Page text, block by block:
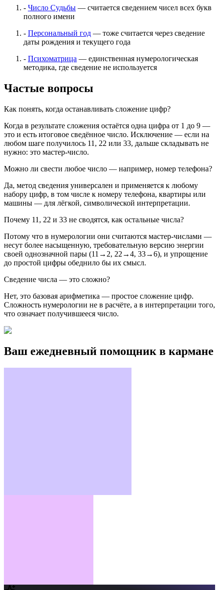
- Число Судьбы — считается сведением чисел всех букв
полного имени
- Персональный год — тоже считается через сведение
даты рождения и текущего года
- Психоматрица — единственная нумерологическая
методика, где сведение не используется
Частые вопросы
Как понять, когда останавливать сложение цифр?
Когда в результате сложения остаётся одна цифра от 1 до 9 —
это и есть итоговое сведённое число. Исключение — если на
любом шаге получилось 11, 22 или 33, дальше складывать не
нужно: это мастер-число.
Можно ли свести любое число — например, номер телефона?
Да, метод сведения универсален и применяется к любому
набору цифр, в том числе к номеру телефона, квартиры или
машины — для лёгкой, символической интерпретации.
Почему 11, 22 и 33 не сводятся, как остальные числа?
Потому что в нумерологии они считаются мастер-числами —
несут более насыщенную, требовательную версию энергии
своей однозначной пары (11→2, 22→4, 33→6), и упрощение
до простой цифры обеднило бы их смысл.
Сведение числа — это сложно?
Нет, это базовая арифметика — простое сложение цифр.
Сложность нумерологии не в расчёте, а в интерпретации того,
что означает получившееся число.
Ваш ежедневный помощник в кармане